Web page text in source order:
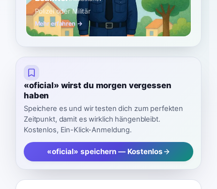
Polizei oder Militär
Mehr erfahren →
«oficial» wirst du morgen vergessen
haben
Speichere es und wir testen dich zum perfekten
Zeitpunkt, damit es wirklich hängenbleibt.
Kostenlos, Ein-Klick-Anmeldung.
«oficial» speichern — Kostenlos